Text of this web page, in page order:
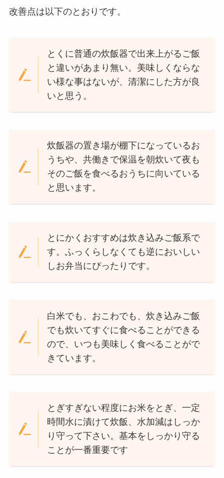
改善点は以下のとおりです。
とくに普通の炊飯器で出来上がるご飯
と違いがあまり無い。美味しくならな
い様な事はないが、清潔にした方が良
いと思う。
炊飯器の置き場が棚下になっているお
うちや、共働きで保温を朝炊いて夜も
そのご飯を食べるおうちに向いている
と思います。
とにかくおすすめは炊き込みご飯系で
す。ふっくらしなくても逆においしい
しお弁当にぴったりです。
白米でも、おこわでも、炊き込みご飯
でも炊いてすぐに食べることができる
ので、いつも美味しく食べることがで
きています。
とぎすぎない程度にお米をとぎ、一定
時間水に漬けて炊飯、水加減はしっか
り守って下さい。基本をしっかり守る
ことが一番重要です